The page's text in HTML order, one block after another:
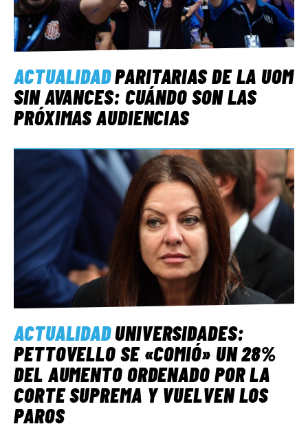
ACTUALIDADPARITARIAS DE LA UOM
SIN AVANCES: CUÁNDO SON LAS
PRÓXIMAS AUDIENCIAS
ACTUALIDADUNIVERSIDADES:
PETTOVELLO SE «COMIÓ» UN 28%
DEL AUMENTO ORDENADO POR LA
CORTE SUPREMA Y VUELVEN LOS
PAROS